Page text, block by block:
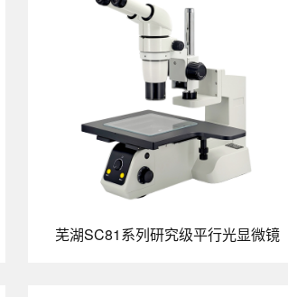
芜湖SC81系列研究级平行光显微镜